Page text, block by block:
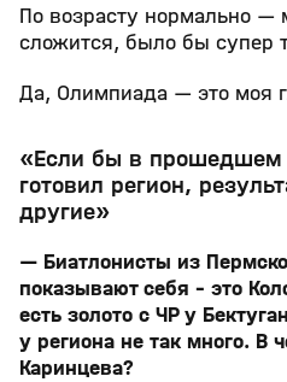
По возрасту нормально —
сложится, было бы супер
Да, Олимпиада — это моя
«Если бы в прошедшем
готовил регион,
другие»
— Биатлонисты из
показывают себя – это
есть золото с ЧР у
у региона не так много. В
Каринцева?